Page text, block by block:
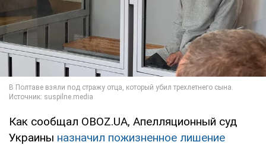
Как сообщал OBOZ.UA, Апелляционный суд
Украины назначил пожизненное лишение